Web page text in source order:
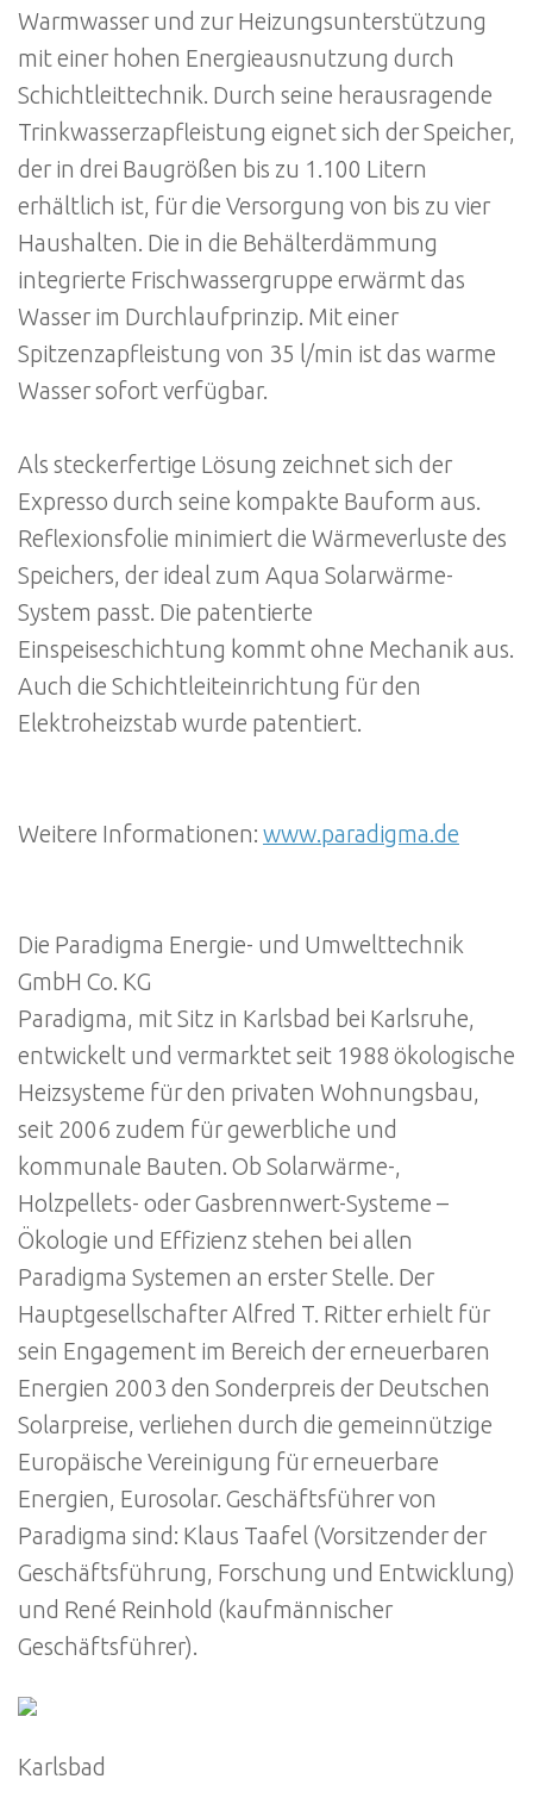
Warmwasser und zur Heizungsunterstützung
mit einer hohen Energieausnutzung durch
Schichtleittechnik. Durch seine herausragende
Trinkwasserzapfleistung eignet sich der Speicher,
der in drei Baugrößen bis zu 1.100 Litern
erhältlich ist, für die Versorgung von bis zu vier
Haushalten. Die in die Behälterdämmung
integrierte Frischwassergruppe erwärmt das
Wasser im Durchlaufprinzip. Mit einer
Spitzenzapfleistung von 35 l/min ist das warme
Wasser sofort verfügbar.
Als steckerfertige Lösung zeichnet sich der
Expresso durch seine kompakte Bauform aus.
Reflexionsfolie minimiert die Wärmeverluste des
Speichers, der ideal zum Aqua Solarwärme-
System passt. Die patentierte
Einspeiseschichtung kommt ohne Mechanik aus.
Auch die Schichtleiteinrichtung für den
Elektroheizstab wurde patentiert.
Weitere Informationen: www.paradigma.de
Die Paradigma Energie- und Umwelttechnik
GmbH Co. KG
Paradigma, mit Sitz in Karlsbad bei Karlsruhe,
entwickelt und vermarktet seit 1988 ökologische
Heizsysteme für den privaten Wohnungsbau,
seit 2006 zudem für gewerbliche und
kommunale Bauten. Ob Solarwärme-,
Holzpellets- oder Gasbrennwert-Systeme –
Ökologie und Effizienz stehen bei allen
Paradigma Systemen an erster Stelle. Der
Hauptgesellschafter Alfred T. Ritter erhielt für
sein Engagement im Bereich der erneuerbaren
Energien 2003 den Sonderpreis der Deutschen
Solarpreise, verliehen durch die gemeinnützige
Europäische Vereinigung für erneuerbare
Energien, Eurosolar. Geschäftsführer von
Paradigma sind: Klaus Taafel (Vorsitzender der
Geschäftsführung, Forschung und Entwicklung)
und René Reinhold (kaufmännischer
Geschäftsführer).
Karlsbad